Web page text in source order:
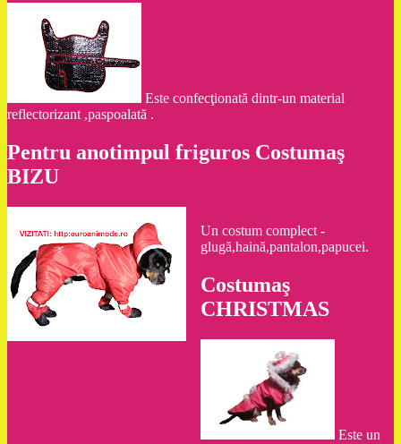
Este confecţionată dintr-un material
reflectorizant ,paspoalată .
Pentru anotimpul friguros Costumaş
BIZU
Un costum complect -
glugă,haină,pantalon,papucei.
Costumaş
CHRISTMAS
Este un